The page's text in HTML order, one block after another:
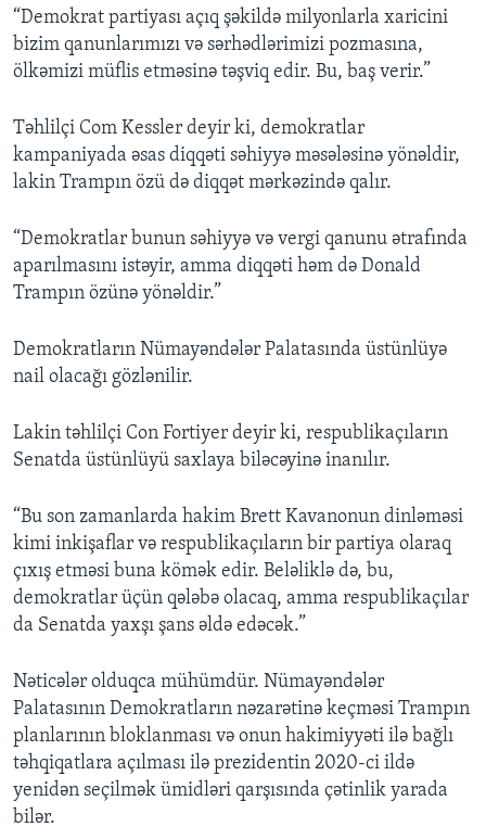
“Demokrat partiyası açıq şəkildə milyonlarla xaricini
bizim qanunlarımızı və sərhədlərimizi pozmasına,
ölkəmizi müflis etməsinə təşviq edir. Bu, baş verir.”
Təhlilçi Com Kessler deyir ki, demokratlar
kampaniyada əsas diqqəti səhiyyə məsələsinə yönəldir,
lakin Trampın özü də diqqət mərkəzində qalır.
“Demokratlar bunun səhiyyə və vergi qanunu ətrafında
aparılmasını istəyir, amma diqqəti həm də Donald
Trampın özünə yönəldir.”
Demokratların Nümayəndələr Palatasında üstünlüyə
nail olacağı gözlənilir.
Lakin təhlilçi Con Fortiyer deyir ki, respublikaçıların
Senatda üstünlüyü saxlaya biləcəyinə inanılır.
“Bu son zamanlarda hakim Brett Kavanonun dinləməsi
kimi inkişaflar və respublikaçıların bir partiya olaraq
çıxış etməsi buna kömək edir. Beləliklə də, bu,
demokratlar üçün qələbə olacaq, amma respublikaçılar
da Senatda yaxşı şans əldə edəcək.”
Nəticələr olduqca mühümdür. Nümayəndələr
Palatasının Demokratların nəzarətinə keçməsi Trampın
planlarının bloklanması və onun hakimiyyəti ilə bağlı
təhqiqatlara açılması ilə prezidentin 2020-ci ildə
yenidən seçilmək ümidləri qarşısında çətinlik yarada
bilər.